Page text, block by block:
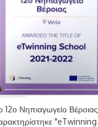
12ο Νηπιαγωγείο Βέροιας
"eTwinning